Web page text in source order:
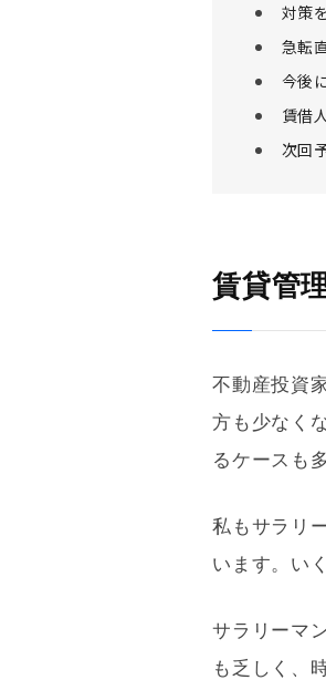
対策
急転
今後
賃借
次回
賃貸管
不動産投資
方も少なく
るケースも
私もサラリ
います。い
サラリーマ
も乏しく、